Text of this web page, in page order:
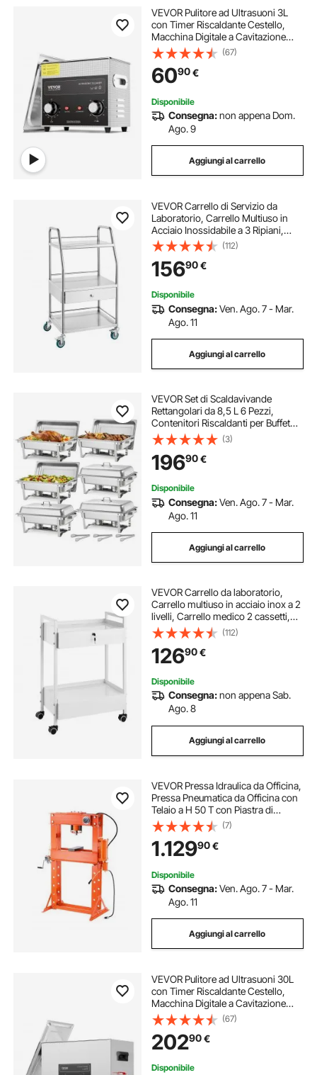
VEVOR Pulitore ad Ultrasuoni 3L
con Timer Riscaldante Cestello,
Macchina Digitale a Cavitazione
Sonica, Pulitrice Ultrasuoni 120 W
per Strumenti di Orologi, Occhiali,
Monete, Utensili Metallici
(67)
6090€
Disponibile
Consegna:non appena Dom.
Ago. 9
Aggiungi al carrello
VEVOR Carrello di Servizio da
Laboratorio, Carrello Multiuso in
Acciaio Inossidabile a 3 Ripiani,
Carrello Medico Odontoiatrico
Ruote Bloccabili per Laboratorio,
Ospedale
(112)
15690€
Disponibile
Consegna:Ven. Ago. 7 - Mar.
Ago. 11
Aggiungi al carrello
VEVOR Set di Scaldavivande
Rettangolari da 8,5 L 6 Pezzi,
Contenitori Riscaldanti per Buffet
con Manico e 3 Pinze per Alimenti e
Coperchio e Porta Combustibile,
Adatti per Banchetti, Feste
(3)
19690€
Disponibile
Consegna:Ven. Ago. 7 - Mar.
Ago. 11
Aggiungi al carrello
VEVOR Carrello da laboratorio,
Carrello multiuso in acciaio inox a 2
livelli, Carrello medico 2 cassetti,
rotelle girevoli per laboratorio,
ospedale, odontoiatria, salone
bellezza
(112)
12690€
Disponibile
Consegna:non appena Sab.
Ago. 8
Aggiungi al carrello
VEVOR Pressa Idraulica da Officina,
Pressa Pneumatica da Officina con
Telaio a H 50 T con Piastra di
Pressatura Supporto Triangolare,
Pressa Idraulica Stabile Regolabile
per Pavimenti da Garage
(7)
1.12990€
Disponibile
Consegna:Ven. Ago. 7 - Mar.
Ago. 11
Aggiungi al carrello
VEVOR Pulitore ad Ultrasuoni 30L
con Timer Riscaldante Cestello,
Macchina Digitale a Cavitazione
Sonica, Pulitrice Ultrasuoni 600 W
per Strumenti di Orologi, Occhiali,
Monete, Utensili Metallici
(67)
20290€
Disponibile